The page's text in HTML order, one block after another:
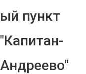
ый пункт
"Капитан-
Андреево"